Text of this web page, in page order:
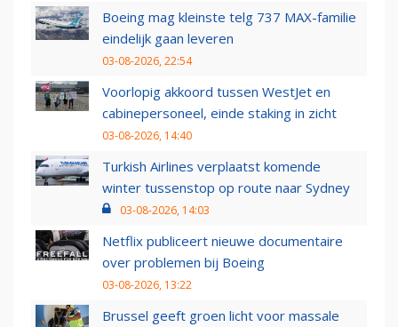
Boeing mag kleinste telg 737 MAX-familie
eindelijk gaan leveren
03-08-2026, 22:54
Voorlopig akkoord tussen WestJet en
cabinepersoneel, einde staking in zicht
03-08-2026, 14:40
Turkish Airlines verplaatst komende
winter tussenstop op route naar Sydney
03-08-2026, 14:03
Netflix publiceert nieuwe documentaire
over problemen bij Boeing
03-08-2026, 13:22
Brussel geeft groen licht voor massale